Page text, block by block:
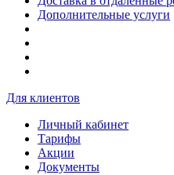
Дополнительные услуги
Для клиентов
Личный кабинет
Тарифы
Акции
Документы